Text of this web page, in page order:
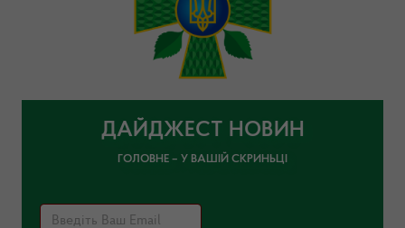
ДАЙДЖЕСТ НОВИН
ГОЛОВНЕ – У ВАШІЙ СКРИНЬЦІ